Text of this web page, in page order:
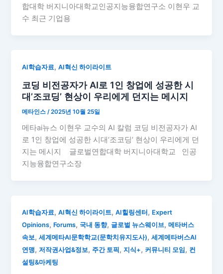
합대학 버지니아대학교인공지능융합연구소 이현우 교
수 최근 기업용
AI학습자료,AI혁신 하이라이트
코딩 비전공자가 AI로 1인 창업에 성공한 시
대’조코딩’ 현상이 우리에게 던지는 메시지
메타인스 /2025년 10월 25일
메타ai뉴스 이현우 교수의 AI 칼럼 코딩 비전공자가 AI
로 1인 창업에 성공한 시대‘조코딩’ 현상이 우리에게 던
지는 메시지 글로벌연합대학 버지니아대학교 인공
지능융합연구소장
AI학습자료,AI혁신 하이라이트,AI힐링센터 , Expert
Opinions, Forums, 국내 동향, 글로벌 뉴스웨이브,메타버스
속보,세계메타AI문학학교(문학치유지도사),세계메타버스AI
연맹,저작권사업&정보, 주간 토픽 ,지식+, 커뮤니티 모임 , 컨
설팅&마케팅